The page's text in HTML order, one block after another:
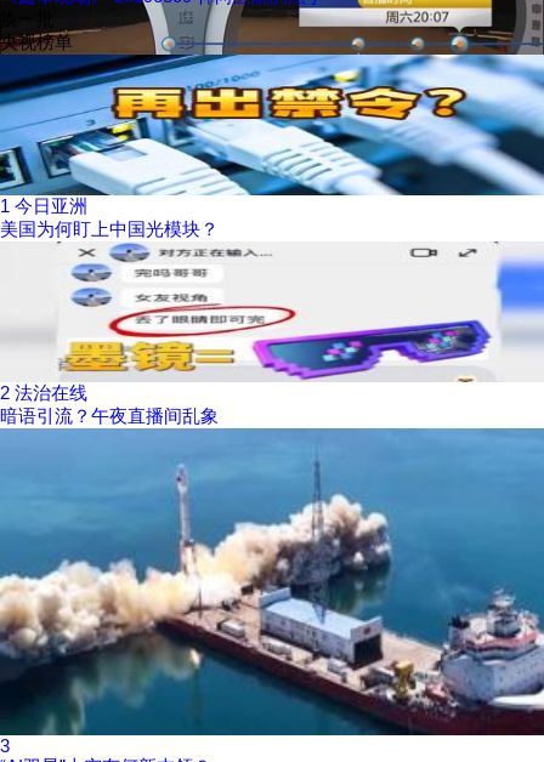
央视榜单
1 今日亚洲
美国为何盯上中国光模块？
2 法治在线
暗语引流？午夜直播间乱象
3